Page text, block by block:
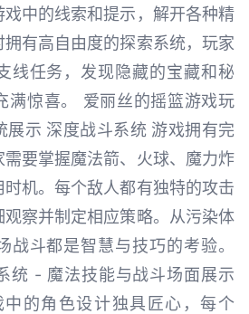
中的线索和提示，解开各种精
有高自由度的探索系统，玩家
线任务，发现隐藏的宝藏和秘
满惊喜。 爱丽丝的摇篮游戏玩
展示 深度战斗系统 游戏拥有完
要掌握魔法箭、火球、魔力炸
机。每个敌人都有独特的攻击
察并制定相应策略。从污染体
战斗都是智慧与技巧的考验。
统 - 魔法技能与战斗场面展示
的角色设计独具匠心，每个